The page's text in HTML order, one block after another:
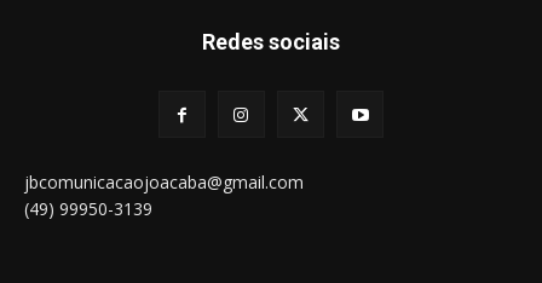
Redes sociais
jbcomunicacaojoacaba@gmail.com
(49) 99950-3139